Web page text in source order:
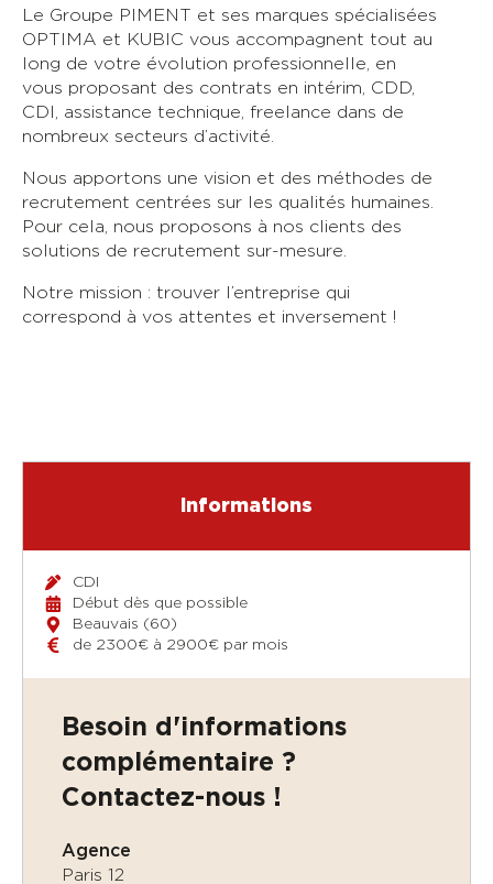
PIMENT
Le Groupe PIMENT et ses marques spécialisées
OPTIMA et KUBIC vous accompagnent tout au
long de votre évolution professionnelle, en
vous proposant des contrats en intérim, CDD,
CDI, assistance technique, freelance dans de
nombreux secteurs d’activité.
Nous apportons une vision et des méthodes de
recrutement centrées sur les qualités humaines.
Pour cela, nous proposons à nos clients des
solutions de recrutement sur-mesure.
Notre mission : trouver l’entreprise qui
correspond à vos attentes et inversement !
Informations
CDI
Début dès que possible
Beauvais (60)
de 2300€ à 2900€ par mois
Besoin d'informations
complémentaire ?
Contactez-nous !
Agence
Paris 12